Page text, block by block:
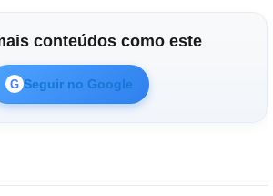
conteúdos como este
G Seguir no Google